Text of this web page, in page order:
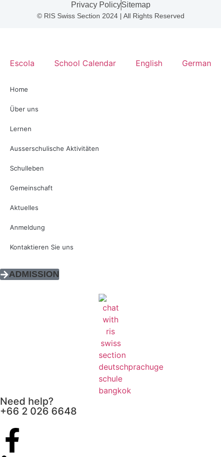
© RIS Swiss Section 2024 | All Rights Reserved
Privacy PolicySitemap
Escola School Calendar English German
Home
Über uns
Lernen
Ausserschulische Aktivitäten
Schulleben
Gemeinschaft
Aktuelles
Anmeldung
Kontaktieren Sie uns
ADMISSION
Need help?
+66 2 026 6648